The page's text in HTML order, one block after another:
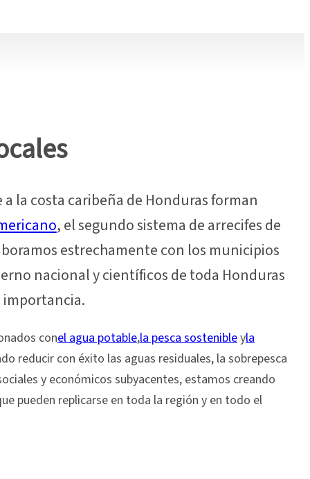
la costa caribeña de Honduras forman
, el segundo sistema de arrecifes de
estrechamente con los municipios
nacional y científicos de toda Honduras
importancia.
conel agua potable,la pesca sostenibleyla
reducir con éxito las aguas residuales, la sobrepesca
y económicos subyacentes, estamos creando
pueden replicarse en toda la región y en todo el